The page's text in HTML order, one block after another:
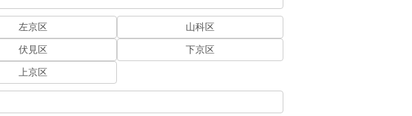
左京区 山科区
伏見区 下京区
上京区